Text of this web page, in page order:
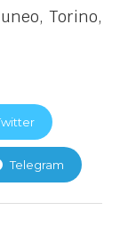
Torino,
Telegram